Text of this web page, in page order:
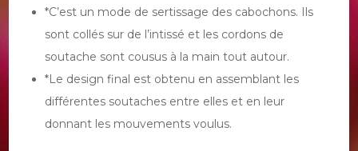
*C’est un mode de sertissage des cabochons. Ils
sont collés sur de l’intissé et les cordons de
soutache sont cousus à la main tout autour.
*Le design final est obtenu en assemblant les
différentes soutaches entre elles et en leur
donnant les mouvements voulus.